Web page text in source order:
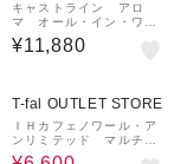
キャストライン アロ
マ オール・イン・ワ
ン ポット ２４ｃｍ
¥11,880
T-fal OUTLET STORE
ＩＨカフェノワール・ア
ンリミテッド マルチパ
ン ２２ｃｍ